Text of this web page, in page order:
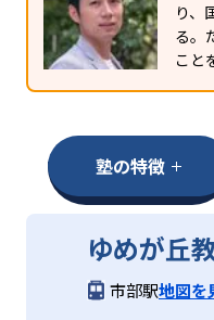
り、
る。
こと
塾の特徴
ゆめが丘
市部駅地図を